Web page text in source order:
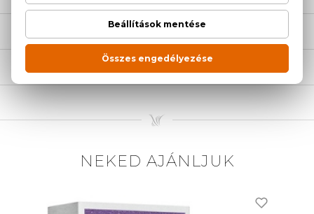
NEKED AJÁNLJUK